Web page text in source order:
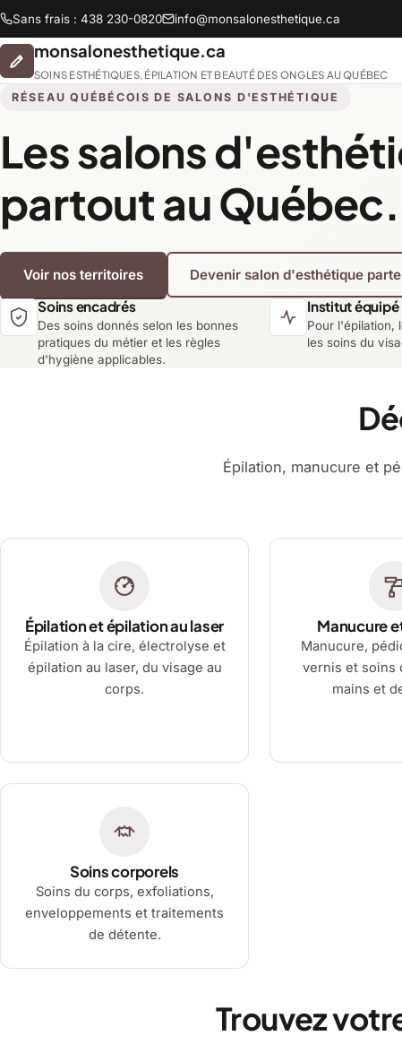
Sans frais : 438 230-0820 info@monsalonesthetique.ca
monsalonesthetique.ca
SOINS ESTHÉTIQUES, ÉPILATION ET BEAUTÉ DES ONGLES AU QUÉBEC
Lanaudière
RÉSEAU QUÉBÉCOIS DE SALONS D'ESTHÉTIQUE
Les salons
partout au Québec.
Voir nos territoires Devenir salon d'esthétique
Soins encadrés
Des soins donnés selon les bonnes
pratiques du métier et les règles
d'hygiène applicables.
Institut équipé
Pour l'épilation,
les soins du
Épilation, manucure et
Épilation et épilation au laser
Épilation à la cire, électrolyse et
épilation au laser, du visage au
corps.
Manucure
Manucure,
vernis et soins
mains et
Soins corporels
Soins du corps, exfoliations,
enveloppements et traitements
de détente.
Trouvez